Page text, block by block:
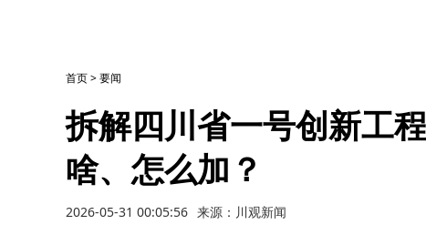
首页>要闻
拆解四川省一号创新工
啥、怎么加？
2026-05-31 00:05:56 来源：川观新闻